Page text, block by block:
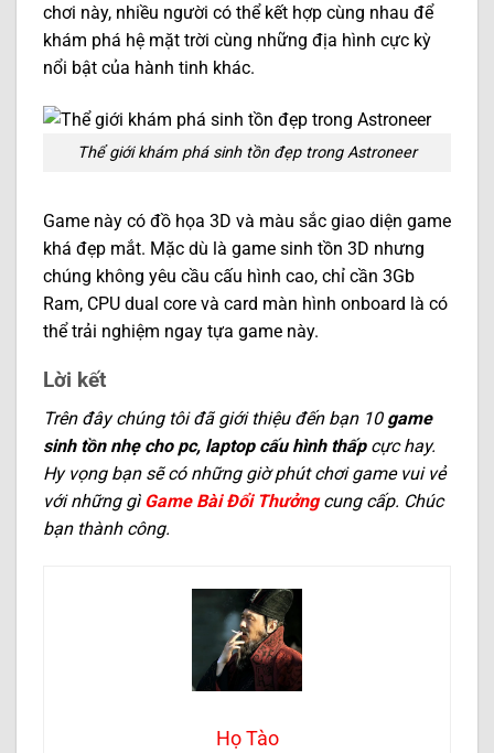
chơi này, nhiều người có thể kết hợp cùng nhau để
khám phá hệ mặt trời cùng những địa hình cực kỳ
nổi bật của hành tinh khác.
Thể giới khám phá sinh tồn đẹp trong Astroneer
Game này có đồ họa 3D và màu sắc giao diện game
khá đẹp mắt. Mặc dù là game sinh tồn 3D nhưng
chúng không yêu cầu cấu hình cao, chỉ cần 3Gb
Ram, CPU dual core và card màn hình onboard là có
thể trải nghiệm ngay tựa game này.
Lời kết
Trên đây chúng tôi đã giới thiệu đến bạn 10 game
sinh tồn nhẹ cho pc, laptop cấu hình thấpcực hay.
Hy vọng bạn sẽ có những giờ phút chơi game vui vẻ
với những gì Game Bài Đổi Thưởngcung cấp. Chúc
bạn thành công.
Họ Tào